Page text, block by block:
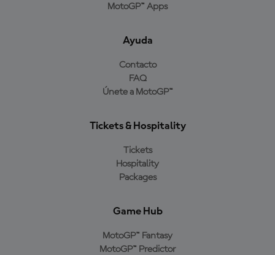
MotoGP™ Apps
Ayuda
Contacto
FAQ
Únete a MotoGP™
Tickets & Hospitality
Tickets
Hospitality
Packages
Game Hub
MotoGP™ Fantasy
MotoGP™ Predictor